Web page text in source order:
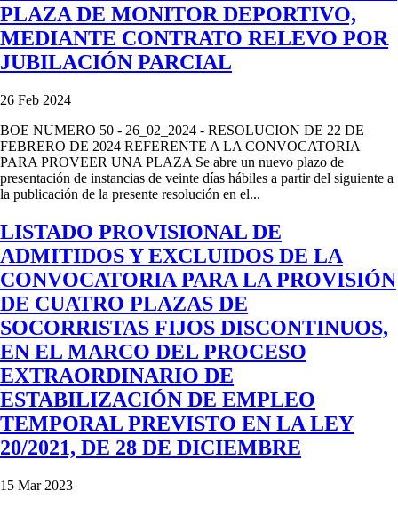
PLAZA DE MONITOR DEPORTIVO,
MEDIANTE CONTRATO RELEVO POR
JUBILACIÓN PARCIAL
26 Feb 2024
BOE NUMERO 50 - 26_02_2024 - RESOLUCION DE 22 DE
FEBRERO DE 2024 REFERENTE A LA CONVOCATORIA
PARA PROVEER UNA PLAZA Se abre un nuevo plazo de
presentación de instancias de veinte días hábiles a partir del siguiente a
la publicación de la presente resolución en el...
LISTADO PROVISIONAL DE
ADMITIDOS Y EXCLUIDOS DE LA
CONVOCATORIA PARA LA PROVISIÓN
DE CUATRO PLAZAS DE
SOCORRISTAS FIJOS DISCONTINUOS,
EN EL MARCO DEL PROCESO
EXTRAORDINARIO DE
ESTABILIZACIÓN DE EMPLEO
TEMPORAL PREVISTO EN LA LEY
20/2021, DE 28 DE DICIEMBRE
15 Mar 2023